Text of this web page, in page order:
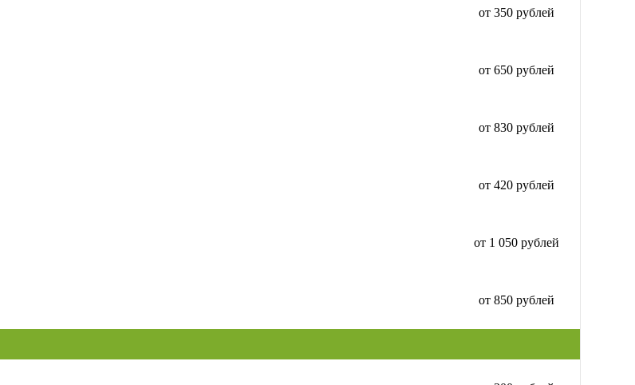
от 350 рублей
от 650 рублей
от 830 рублей
от 420 рублей
от 1 050 рублей
от 850 рублей